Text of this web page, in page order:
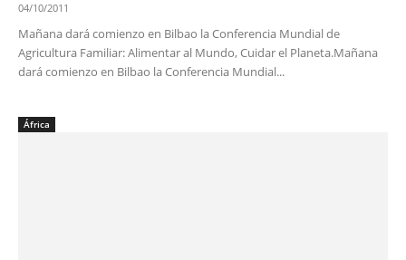
04/10/2011
Mañana dará comienzo en Bilbao la Conferencia Mundial de
Agricultura Familiar: Alimentar al Mundo, Cuidar el Planeta.Mañana
dará comienzo en Bilbao la Conferencia Mundial...
África